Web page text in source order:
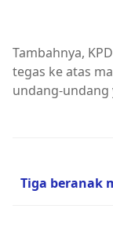
Tambahnya,
tegas ke atas
undang-undang
Tiga beranak